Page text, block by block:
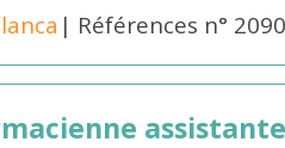
| Références n°